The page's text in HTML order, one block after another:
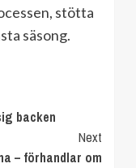
stötta
säsong.
backen
Next
– förhandlar om